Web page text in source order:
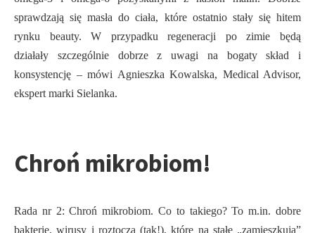
sprawdzają się masła do ciała, które ostatnio stały się hitem
rynku beauty. W przypadku regeneracji po zimie będą
działały szczególnie dobrze z uwagi na bogaty skład i
konsystencję – mówi Agnieszka Kowalska, Medical Advisor,
ekspert marki Sielanka.
Chroń mikrobiom!
Rada nr 2: Chroń mikrobiom. Co to takiego? To m.in. dobre
bakterie, wirusy i roztocza (tak!), które na stałe „zamieszkują”